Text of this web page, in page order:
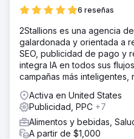
6 reseñas
2Stallions es una agencia
galardonada y orientada a
SEO, publicidad de pago y
integra IA en todos sus
campañas más inteligentes,
Activa en United States
Publicidad, PPC +7
Alimentos y bebidas,
A partir de $1,000